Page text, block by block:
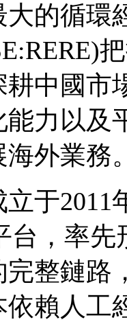
循環
中國市
力以及
外業務
2011
台，率
完整鏈路
賴人工